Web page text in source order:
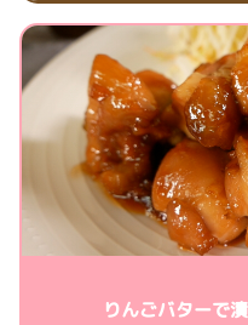
りんごバターで